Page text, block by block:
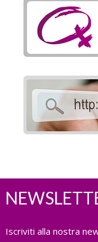
Iscriviti alla nostra